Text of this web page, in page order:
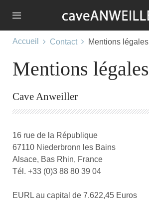
Accueil Contact Mentions légales
Mentions légales
Cave Anweiller
16 rue de la République
67110 Niederbronn les Bains
Alsace, Bas Rhin, France
Tél. +33 (0)3 88 80 39 04
EURL au capital de 7.622,45 Euros